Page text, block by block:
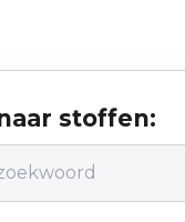
stoffen: